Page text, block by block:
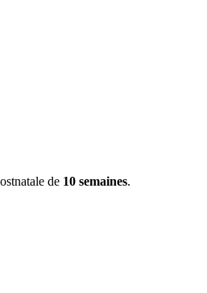
de 10 semaines.